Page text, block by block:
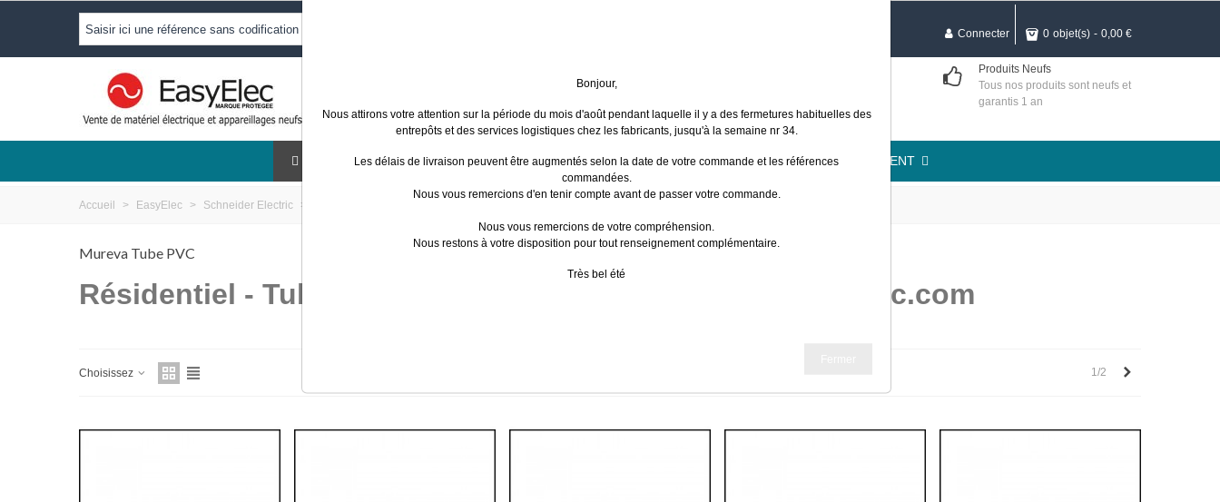
Connecter 0 objet(s) - 0,00 €
Dès 240€ HT de commande (en
exceptions.
Produits Neufs
Tous nos produits sont neufs et
garantis 1 an
ECLAIRAGE LEGRAND SCHNEIDER ELECTRIC SÉLECTION LOGEMENT
Accueil > EasyElec > Schneider Electric >
Mureva Tube PVC
Résidentiel - Tubes et colliers - Mureva tube PVC | easyelec.com
Choisissez 1/2
Bonjour,
Nous attirons votre attention sur la période du mois d'août pendant laquelle il y a des fermetures habituelles des
entrepôts et des services logistiques chez les fabricants, jusqu'à la semaine nr 34.
Les délais de livraison peuvent être augmentés selon la date de votre commande et les références
commandées.
Nous vous remercions d'en tenir compte avant de passer votre commande.
Nous vous remercions de votre compréhension.
Nous restons à votre disposition pour tout renseignement complémentaire.
Très bel été